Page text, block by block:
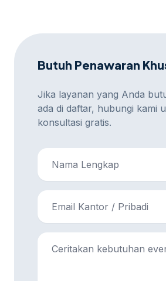
Butuh Penawaran
Jika layanan yang Anda
ada di daftar, hubungi kami
konsultasi gratis.